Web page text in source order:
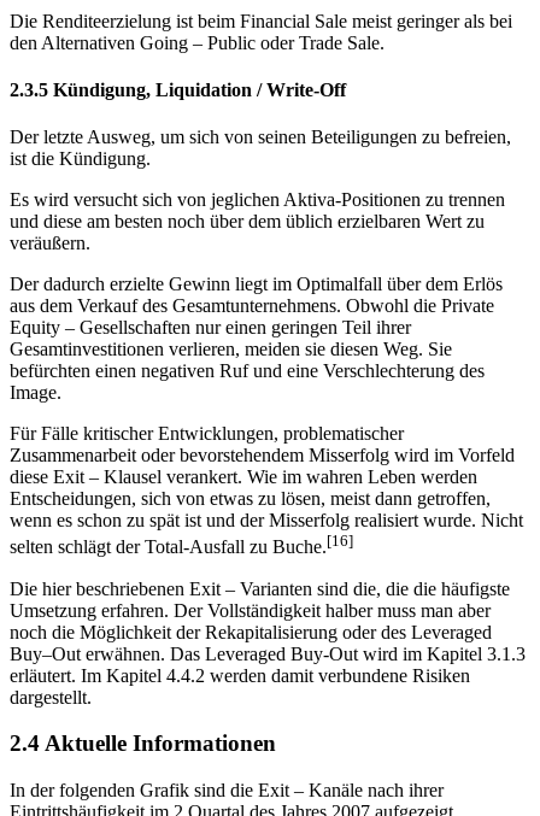
Die Renditeerzielung ist beim Financial Sale meist geringer als bei
den Alternativen Going – Public oder Trade Sale.
2.3.5 Kündigung, Liquidation / Write-Off
Der letzte Ausweg, um sich von seinen Beteiligungen zu befreien,
ist die Kündigung.
Es wird versucht sich von jeglichen Aktiva-Positionen zu trennen
und diese am besten noch über dem üblich erzielbaren Wert zu
veräußern.
Der dadurch erzielte Gewinn liegt im Optimalfall über dem Erlös
aus dem Verkauf des Gesamtunternehmens. Obwohl die Private
Equity – Gesellschaften nur einen geringen Teil ihrer
Gesamtinvestitionen verlieren, meiden sie diesen Weg. Sie
befürchten einen negativen Ruf und eine Verschlechterung des
Image.
Für Fälle kritischer Entwicklungen, problematischer
Zusammenarbeit oder bevorstehendem Misserfolg wird im Vorfeld
diese Exit – Klausel verankert. Wie im wahren Leben werden
Entscheidungen, sich von etwas zu lösen, meist dann getroffen,
wenn es schon zu spät ist und der Misserfolg realisiert wurde. Nicht
selten schlägt der Total-Ausfall zu Buche.[16]
Die hier beschriebenen Exit – Varianten sind die, die die häufigste
Umsetzung erfahren. Der Vollständigkeit halber muss man aber
noch die Möglichkeit der Rekapitalisierung oder des Leveraged
Buy–Out erwähnen. Das Leveraged Buy-Out wird im Kapitel 3.1.3
erläutert. Im Kapitel 4.4.2 werden damit verbundene Risiken
dargestellt.
2.4 Aktuelle Informationen
In der folgenden Grafik sind die Exit – Kanäle nach ihrer